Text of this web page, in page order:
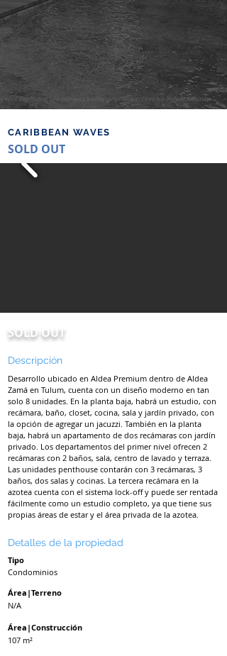
SOLD OUT
Descripción
Desarrollo ubicado en Aldea Premium dentro de Aldea
Zamá en Tulum, cuenta con un diseño moderno en tan
solo 8 unidades. En la planta baja, habrá un estudio, con
recámara, baño, closet, cocina, sala y jardín privado, con
la opción de agregar un jacuzzi. También en la planta
baja, habrá un apartamento de dos recámaras con jardín
privado. Los departamentos del primer nivel ofrecen 2
recámaras con 2 baños, sala, centro de lavado y terraza.
Las unidades penthouse contarán con 3 recámaras, 3
baños, dos salas y cocinas. La tercera recámara en la
azotea cuenta con el sistema lock-off y puede ser rentada
fácilmente como un estudio completo, ya que tiene sus
propias áreas de estar y el área privada de la azotea.
Detalles de la propiedad
Tipo
Condominios
Área|Terreno
N/A
Área|Construcción
107 m²
SOLD OUT
CARIBBEAN WAVES